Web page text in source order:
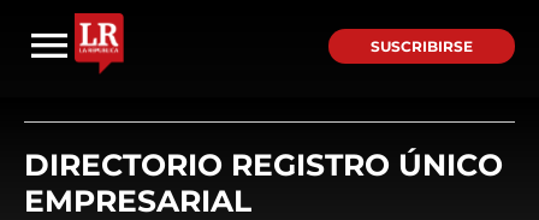
SUSCRIBIRSE
DIRECTORIO REGISTRO ÚNICO
EMPRESARIAL